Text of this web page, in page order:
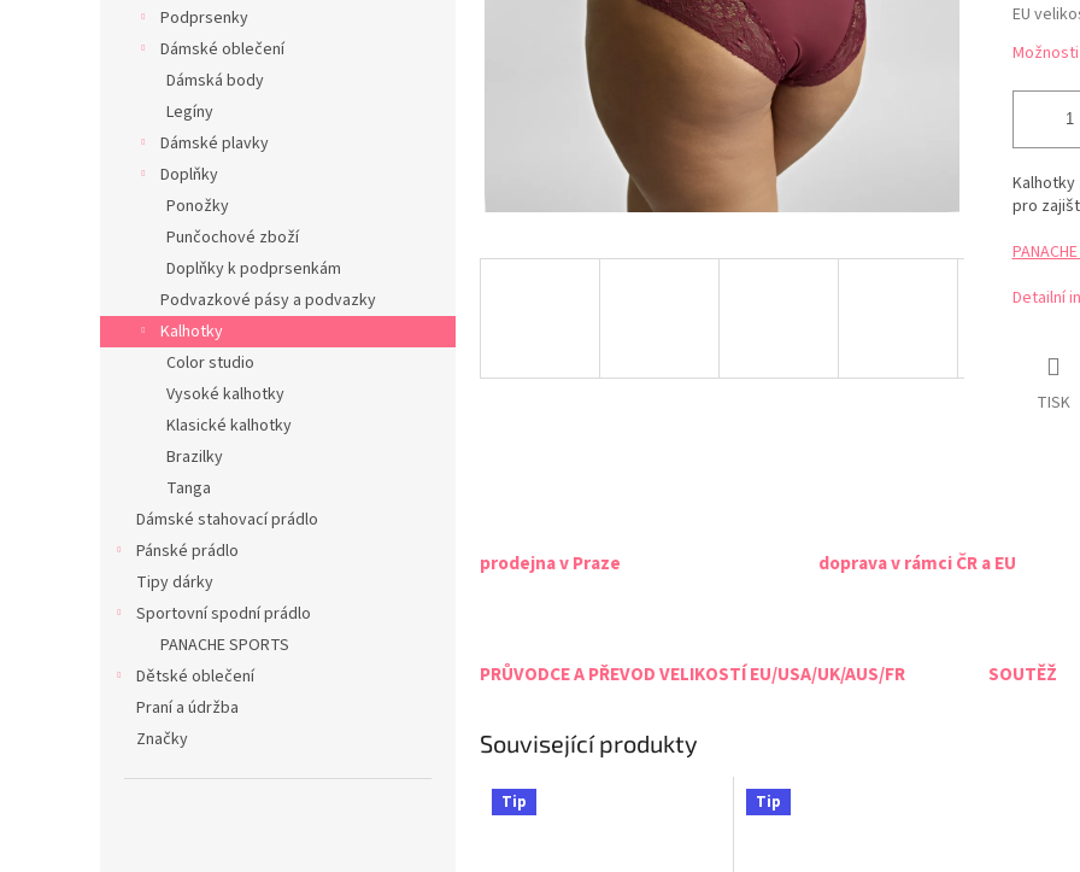
Podprsenky
Dámské oblečení
Dámská body
Legíny
Dámské plavky
Doplňky
Ponožky
Punčochové zboží
Doplňky k podprsenkám
Podvazkové pásy a podvazky
Kalhotky
Color studio
Vysoké kalhotky
Klasické kalhotky
Brazilky
Tanga
Dámské stahovací prádlo
Pánské prádlo
Tipy dárky
Sportovní spodní prádlo
PANACHE SPORTS
Dětské oblečení
Praní a údržba
Značky
EU
Kalhotky
pro
Detailní
TISK
prodejna v Praze doprava v rámci ČR a EU
PRŮVODCE A PŘEVOD VELIKOSTÍ EU/USA/UK/AUS/FR SOUTĚŽ
Související produkty
Tip Tip